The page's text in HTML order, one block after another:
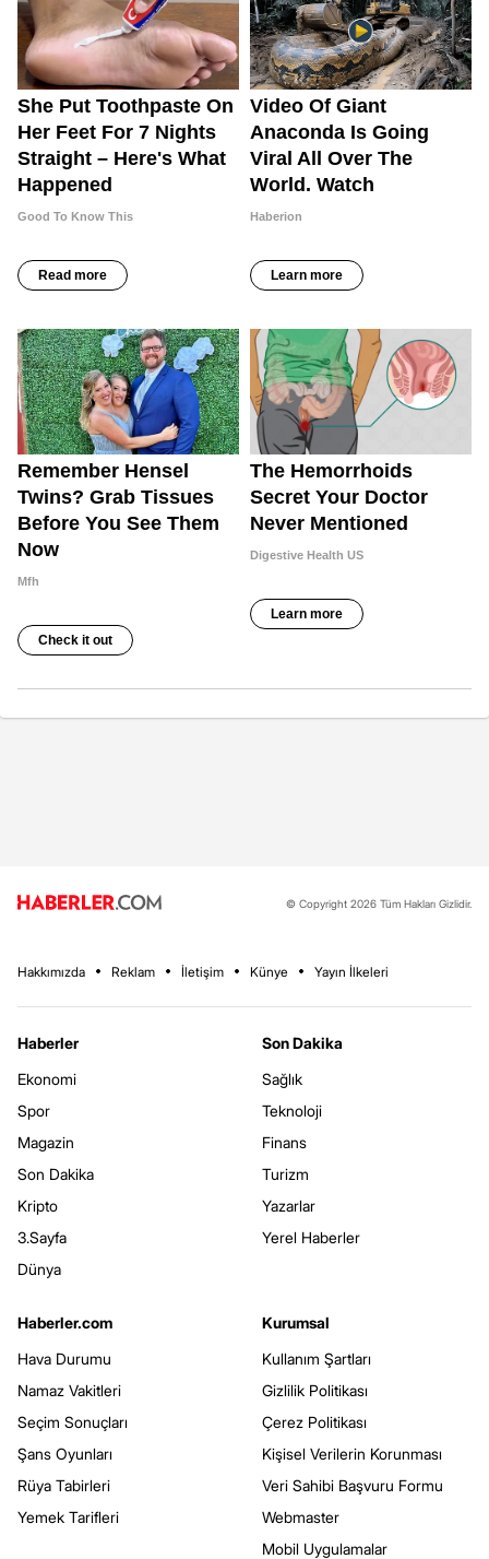
© Copyright 2026 Tüm Hakları Gizlidir.
Hakkımızda Reklam İletişim Künye Yayın İlkeleri
Haberler
Ekonomi
Spor
Magazin
Son Dakika
Kripto
3.Sayfa
Dünya
Son Dakika
Sağlık
Teknoloji
Finans
Turizm
Yazarlar
Yerel Haberler
Haberler.com
Hava Durumu
Namaz Vakitleri
Seçim Sonuçları
Şans Oyunları
Rüya Tabirleri
Yemek Tarifleri
Kurumsal
Kullanım Şartları
Gizlilik Politikası
Çerez Politikası
Kişisel Verilerin Korunması
Veri Sahibi Başvuru Formu
Webmaster
Mobil Uygulamalar